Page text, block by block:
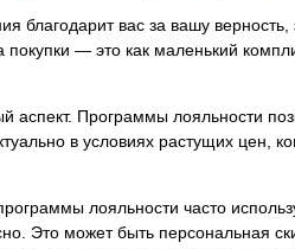
благодарит вас за вашу верность,
покупки — это как маленький
аспект. Программы лояльности
в условиях растущих цен,
лояльности часто
Это может быть персональная